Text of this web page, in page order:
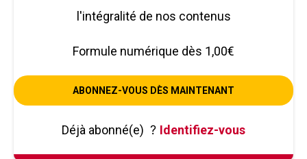
l'intégralité de nos contenus
Formule numérique dès 1,00€
ABONNEZ-VOUS DÈS MAINTENANT
Déjà abonné(e) ? Identifiez-vous